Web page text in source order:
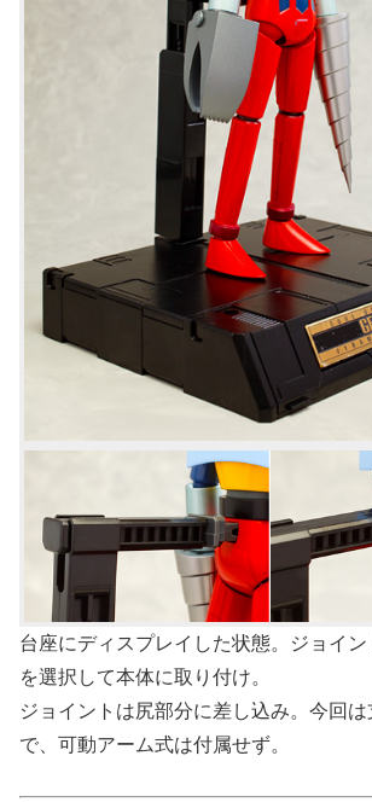
台座にディスプレイした状態。ジョイ
を選択して本体に取り付け。
ジョイントは尻部分に差し込み。今回
で、可動アーム式は付属せず。